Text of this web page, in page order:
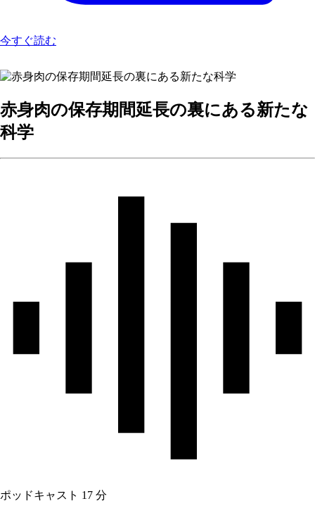
今すぐ読む
赤身肉の保存期間延長の裏にある新たな
科学
ポッドキャスト 17 分